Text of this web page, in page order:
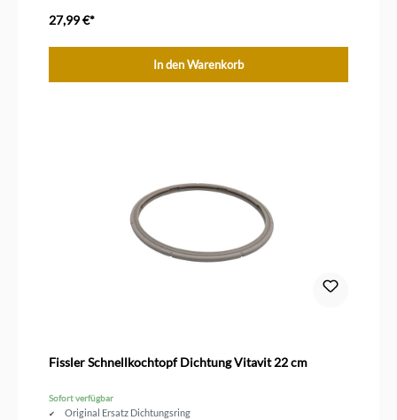
27,99 €*
In den Warenkorb
Fissler Schnellkochtopf Dichtung Vitavit 22 cm
Sofort verfügbar
Original Ersatz Dichtungsring